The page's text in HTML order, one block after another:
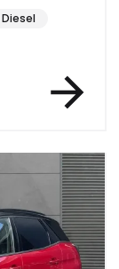
Diesel